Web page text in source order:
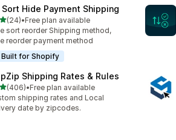
Sort Hide Payment Shipping
stelle su 5
(24) totali
•Free plan available
sort reorder Shipping method,
reorder payment method
Built for Shopify
Shipping Rates & Rules
stelle su 5
(406)
recensioni totali
•Free plan available
shipping rates and Local
date by zipcodes.